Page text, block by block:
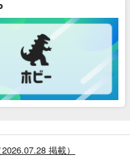
掲載）